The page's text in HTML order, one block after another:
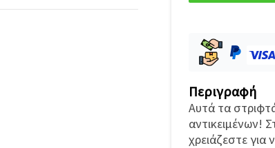
Περιγραφή
Αυτά τα
αντικειμένων!
χρειάζεστε για